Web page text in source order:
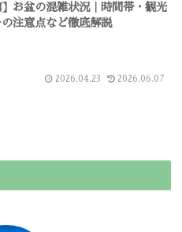
】お盆の混雑状況｜時間帯・観光
注意点など徹底解説
2026.04.23 2026.06.07